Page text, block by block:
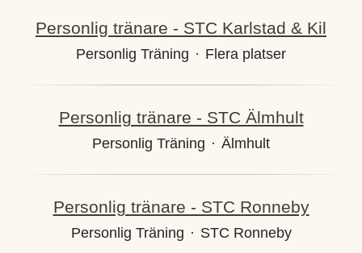
Personlig tränare - STC Karlstad & Kil
Personlig Träning · Flera platser
Personlig tränare - STC Älmhult
Personlig Träning · Älmhult
Personlig tränare - STC Ronneby
Personlig Träning · STC Ronneby